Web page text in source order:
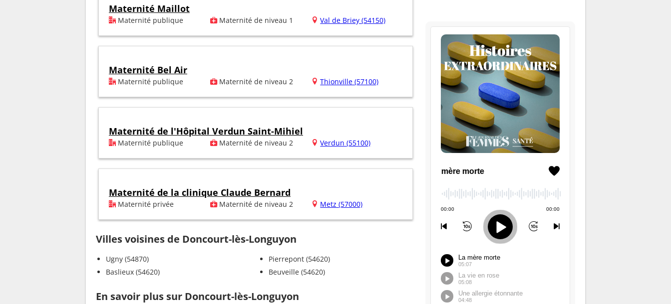
Maternité Maillot
Maternité publique Maternité de niveau 1 Val de Briey (54150)
Maternité Bel Air
Maternité publique Maternité de niveau 2 Thionville (57100)
Maternité de l'Hôpital Verdun Saint-Mihiel
Maternité publique Maternité de niveau 2 Verdun (55100)
Maternité de la clinique Claude Bernard
Maternité privée Maternité de niveau 2 Metz (57000)
Villes voisines de Doncourt-lès-Longuyon
Ugny (54870)
Baslieux (54620)
Pierrepont (54620)
Beuveille (54620)
En savoir plus sur Doncourt-lès-Longuyon